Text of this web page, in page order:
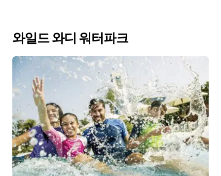
와일드 와디 워터파크